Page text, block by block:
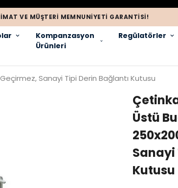
VE MÜŞTERI MEMNUNIYETI GARANTISI!
Kompanzasyon
Ürünleri
Regülatörler
Sanayi Tipi Derin Bağlantı Kutusu
Üstü
Sanayi
Kutusu